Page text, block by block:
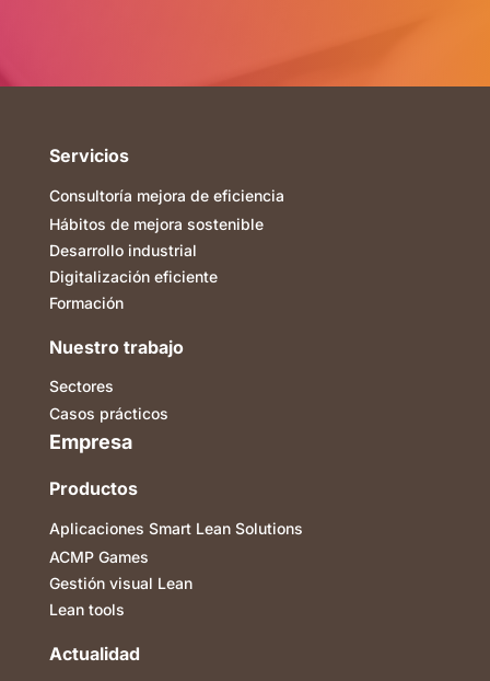
Servicios
Consultoría mejora de eficiencia
Hábitos de mejora sostenible
Desarrollo industrial
Digitalización eficiente
Formación
Nuestro trabajo
Sectores
Casos prácticos
Empresa
Productos
Aplicaciones Smart Lean Solutions
ACMP Games
Gestión visual Lean
Lean tools
Actualidad